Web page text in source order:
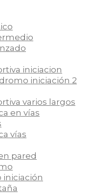
iniciacion
iniciación 2
varios largos
en vías
vías
pared
iniciación